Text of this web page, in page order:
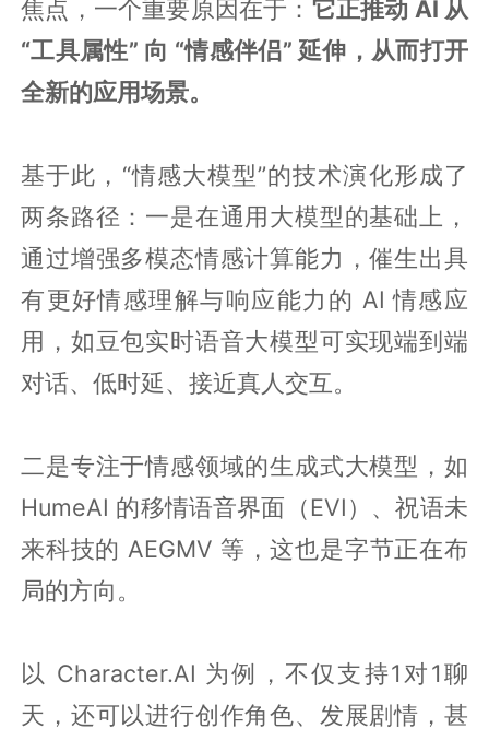
焦点，一个重要原因在于： 它正推动 AI 从
“工具属性” 向 “情感伴侣” 延伸，从而打开
全新的应用场景。
基于此，“情感大模型”的技术演化形成了
两条路径：一是在通用大模型的基础上，
通过增强多模态情感计算能力，催生出具
有更好情感理解与响应能力的 AI 情感应
用，如豆包实时语音大模型可实现端到端
对话、低时延、接近真人交互。
二是专注于情感领域的生成式大模型，如
HumeAI 的移情语音界面（EVI）、祝语未
来科技的 AEGMV 等，这也是字节正在布
局的方向。
以 Character.AI 为例，不仅支持1对1聊
天，还可以进行创作角色、发展剧情，甚